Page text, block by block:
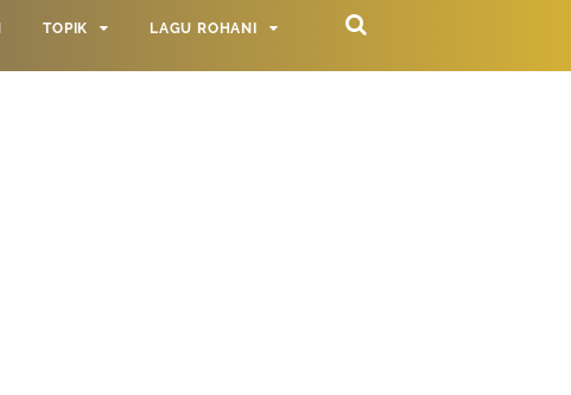
TOPIK LAGU ROHANI